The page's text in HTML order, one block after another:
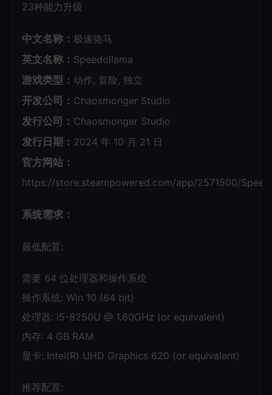
23种能力升级
中文名称： 极速骆马
英文名称： Speedollama
游戏类型： 动作, 冒险, 独立
开发公司： Chaosmonger Studio
发行公司： Chaosmonger Studio
发行日期： 2024 年 10 月 21 日
官方网站：
https://store.steampowered.com/app/2571500/
系统需求：
最低配置:
需要 64 位处理器和操作系统
操作系统: Win 10 (64 bit)
处理器: i5-8250U @ 1.60GHz (or equivalent)
内存: 4 GB RAM
显卡: Intel(R) UHD Graphics 620 (or equivalent)
推荐配置: